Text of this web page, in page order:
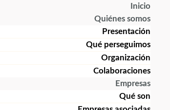
Inicio
Quiénes somos
Presentación
Qué perseguimos
Organización
Colaboraciones
Empresas
Qué son